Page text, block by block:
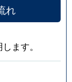
れ
ます。